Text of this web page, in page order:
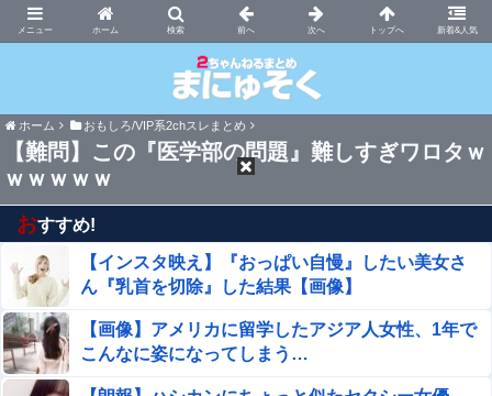
ホーム 新着&人気
まにゅそく 2chまとめニュース速報VIP
ホーム おもしろ/VIP系2chスレまとめ
【難問】この『医学部の問題』難しすぎワロタｗ
ｗｗｗｗｗ
おすすめ!
【インスタ映え】『おっぱい自慢』したい美女さ
ん『乳首を切除』した結果【画像】
【画像】アメリカに留学したアジア人女性、1年で
こんなに姿になってしまう…